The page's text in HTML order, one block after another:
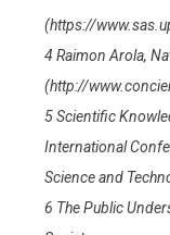
(https://
4 Raimon Arola,
(http://
5 Scientific
International
Science and
6 The Public